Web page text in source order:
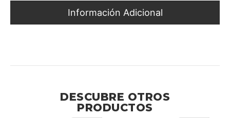
Información Adicional
DESCUBRE OTROS
PRODUCTOS